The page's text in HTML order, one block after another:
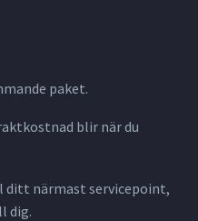
paket.
blir när du
ditt närmast servicepoint,
dig.